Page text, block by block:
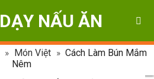
DẠY NẤU ĂN
» Món Việt » Cách Làm Bún Mắm
Nêm